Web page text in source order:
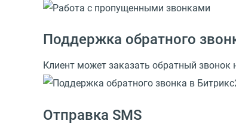
Поддержка обратного
Клиент может заказать обратный звонок
Отправка SMS